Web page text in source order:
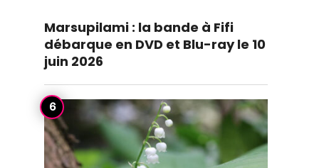
Marsupilami : la bande à Fifi
débarque en DVD et Blu-ray le 10
juin 2026